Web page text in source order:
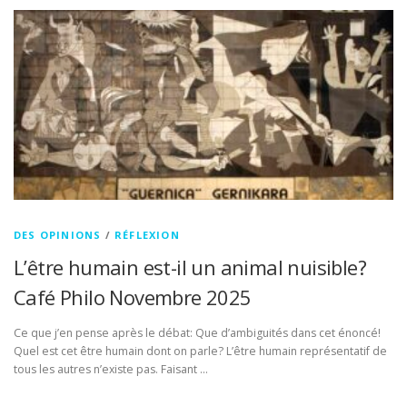
DES OPINIONS / RÉFLEXION
L’être humain est-il un animal nuisible?
Café Philo Novembre 2025
Ce que j’en pense après le débat: Que d’ambiguités dans cet énoncé!
Quel est cet être humain dont on parle? L’être humain représentatif de
tous les autres n’existe pas. Faisant …